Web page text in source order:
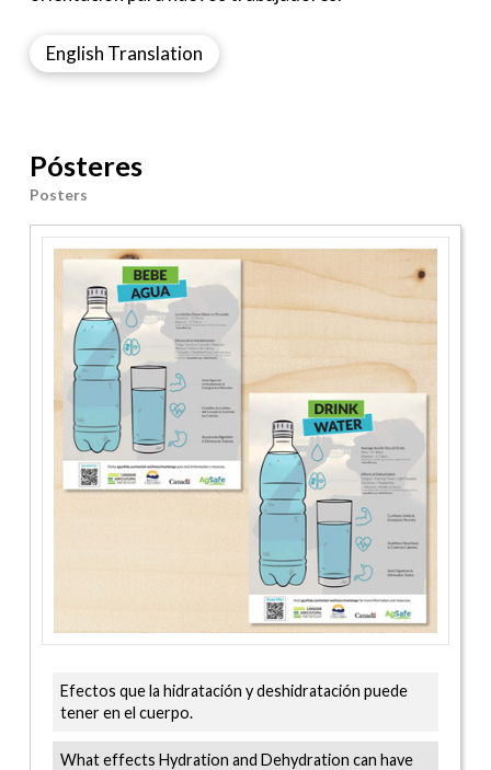
English Translation
Pósteres
Posters
Efectos que la hidratación y deshidratación puede
tener en el cuerpo.
What effects Hydration and Dehydration can have